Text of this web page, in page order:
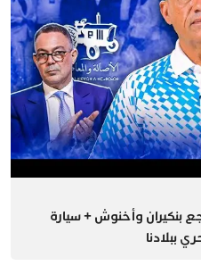
بنكيران وأخنوش + سيارة
ببلادنا